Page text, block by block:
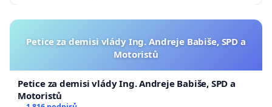
Petice za demisi vlády Ing. Andreje Babiše, SPD a
Motoristů
Petice za demisi vlády Ing. Andreje Babiše, SPD a
Motoristů